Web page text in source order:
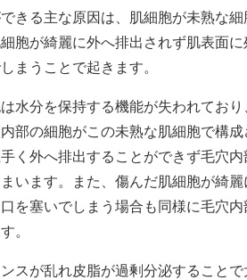
きる主な原因は、肌細胞が未熟な
胞が綺麗に外へ排出されず肌表面
まうことで起きます。
水分を保持する機能が失われてお
部の細胞がこの未熟な肌細胞で構
く外へ排出することができず毛穴
います。また、傷んだ肌細胞が綺
を塞いでしまう場合も同様に毛穴
。
スが乱れ皮脂が過剰分泌すること